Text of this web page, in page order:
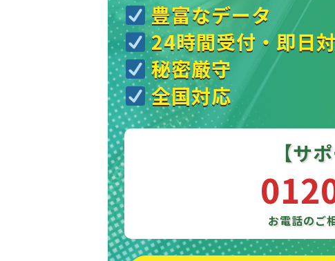
豊富なデータ
24時間受付・即日
秘密厳守
全国対応
【サ
お電話のご